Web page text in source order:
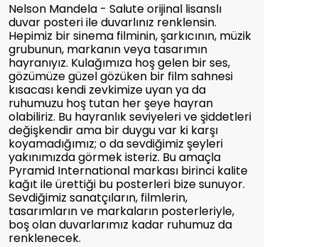
Nelson Mandela - Salute orijinal lisanslı
duvar posteri ile duvarlınız renklensin.
Hepimiz bir sinema filminin, şarkıcının, müzik
grubunun, markanın veya tasarımın
hayranıyız. Kulağımıza hoş gelen bir ses,
gözümüze güzel gözüken bir film sahnesi
kısacası kendi zevkimize uyan ya da
ruhumuzu hoş tutan her şeye hayran
olabiliriz. Bu hayranlık seviyeleri ve şiddetleri
değişkendir ama bir duygu var ki karşı
koyamadığımız; o da sevdiğimiz şeyleri
yakınımızda görmek isteriz. Bu amaçla
Pyramid International markası birinci kalite
kağıt ile ürettiği bu posterleri bize sunuyor.
Sevdiğimiz sanatçıların, filmlerin,
tasarımların ve markaların posterleriyle,
boş olan duvarlarımız kadar ruhumuz da
renklenecek.